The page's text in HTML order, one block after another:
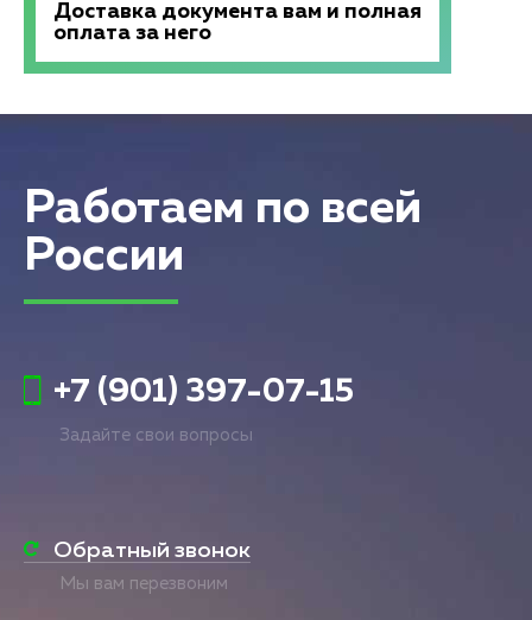
Доставка документа вам и полная
оплата за него
Работаем по всей
России
+7 (901) 397-07-15
Задайте свои вопросы
Обратный звонок
Мы вам перезвоним